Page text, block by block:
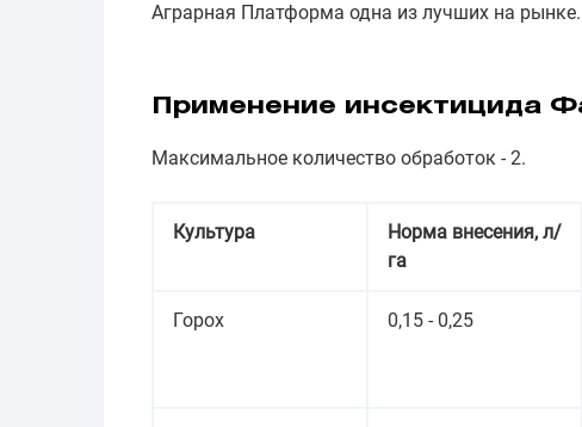
Аграрная Платформа одна из лучших на рынке.
Применение инсектицида
Максимальное количество обработок - 2.
Культура
Норма внесения, л/
га
Горох 0,15 - 0,25